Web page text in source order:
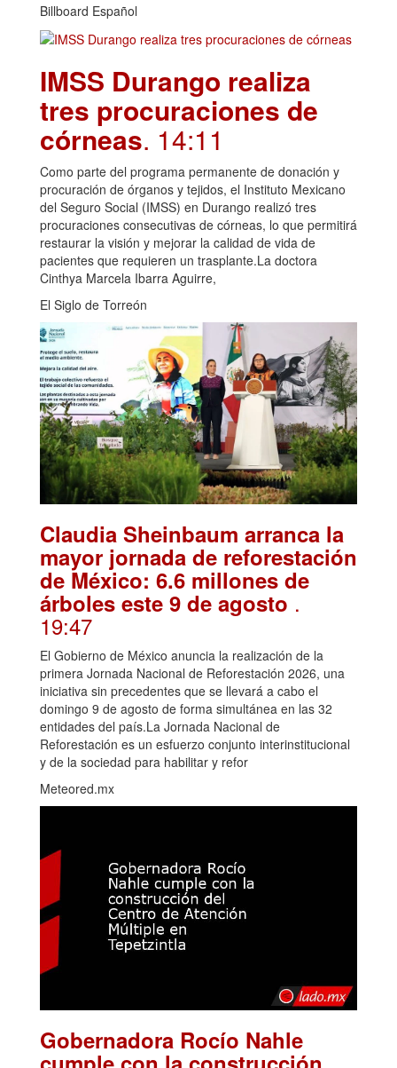
Billboard Español
IMSS Durango realiza
tres procuraciones de
córneas. 14:11
Como parte del programa permanente de donación y
procuración de órganos y tejidos, el Instituto Mexicano
del Seguro Social (IMSS) en Durango realizó tres
procuraciones consecutivas de córneas, lo que permitirá
restaurar la visión y mejorar la calidad de vida de
pacientes que requieren un trasplante.La doctora
Cinthya Marcela Ibarra Aguirre,
El Siglo de Torreón
Claudia Sheinbaum arranca la
mayor jornada de reforestación
de México: 6.6 millones de
árboles este 9 de agosto .
19:47
El Gobierno de México anuncia la realización de la
primera Jornada Nacional de Reforestación 2026, una
iniciativa sin precedentes que se llevará a cabo el
domingo 9 de agosto de forma simultánea en las 32
entidades del país.La Jornada Nacional de
Reforestación es un esfuerzo conjunto interinstitucional
y de la sociedad para habilitar y refor
Meteored.mx
Gobernadora Rocío Nahle